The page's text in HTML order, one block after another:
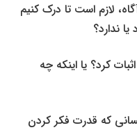
لازم است تا درک کنیم
ندارد؟
کرد؟ یا اینکه چه
که قدرت فکر کردن